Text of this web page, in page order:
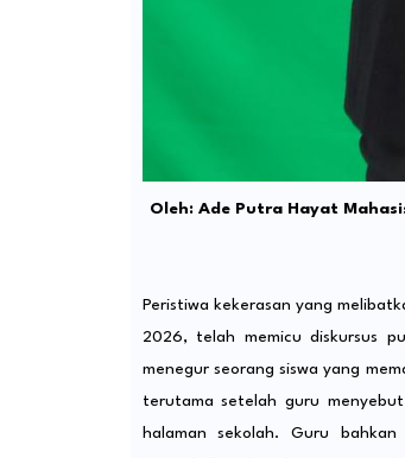
Oleh: Ade Putra Hayat
Peristiwa kekerasan yang
2026, telah memicu diskursus
menegur seorang siswa yang
terutama setelah guru
halaman sekolah. Guru